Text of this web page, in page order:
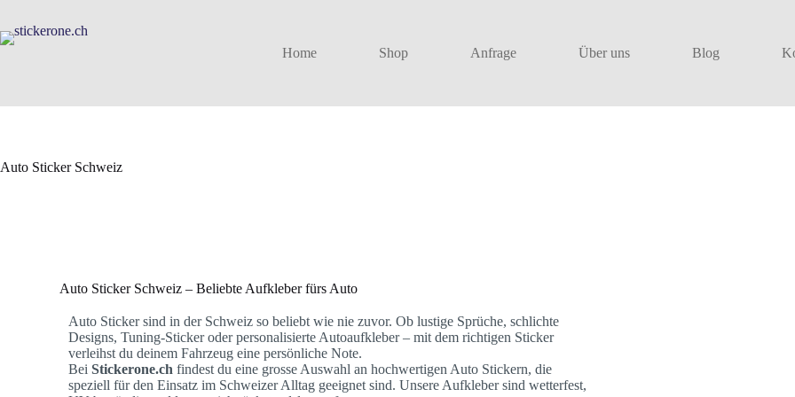
Home Shop Anfrage Über uns Blog
Auto Sticker Schweiz
Auto Sticker Schweiz – Beliebte Aufkleber fürs Auto
Auto Sticker sind in der Schweiz so beliebt wie nie zuvor. Ob lustige Sprüche, schlichte
Designs, Tuning-Sticker oder personalisierte Autoaufkleber – mit dem richtigen Sticker
verleihst du deinem Fahrzeug eine persönliche Note.
BeiStickerone.ch findest du eine grosse Auswahl an hochwertigen Auto Stickern, die
speziell für den Einsatz im Schweizer Alltag geeignet sind. Unsere Aufkleber sind wetterfest,